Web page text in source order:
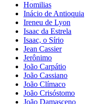
Homilias
Inácio de Antioquia
Ireneu de Lyon
Isaac da Estrela
Isaac, o Sírio
Jean Cassier
Jerônimo
João Carpátio
João Cassiano
João Clímaco
João Crisóstomo
João Damasceno